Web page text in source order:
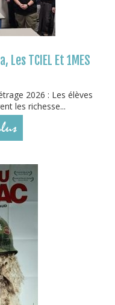
TCIEL Et 1MES
2026 : Les élèves
les richesse...